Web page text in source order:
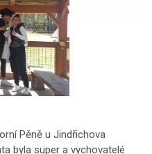
Pěně u Jindřichova
byla super a vychovatelé